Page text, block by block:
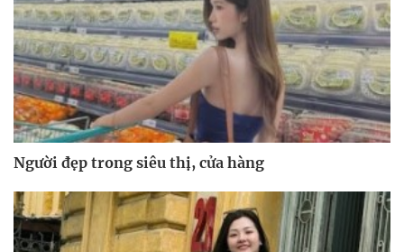
Người đẹp trong siêu thị, cửa hàng